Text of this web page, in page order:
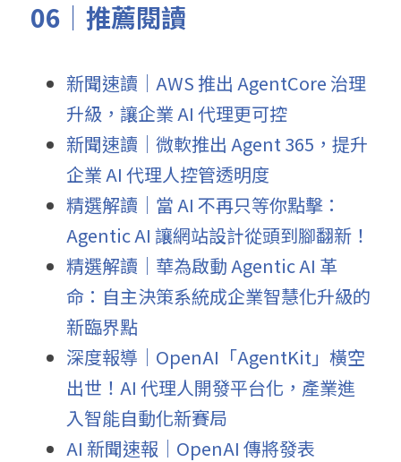
06｜推薦閱讀
新聞速讀｜AWS 推出 AgentCore 治理
升級，讓企業 AI 代理更可控
新聞速讀｜微軟推出 Agent 365 ，提升
企業 AI 代理人控管透明度
精選解讀｜當 AI 不再只等你點擊：
Agentic AI 讓網站設計從頭到腳翻新！
精選解讀｜華為啟動 Agentic AI 革
命：自主決策系統成企業智慧化升級的
新臨界點
深度報導｜OpenAI「AgentKit」橫空
出世！AI 代理人開發平台化，產業進
入智能自動化新賽局
AI 新聞速報｜OpenAI 傳將發表